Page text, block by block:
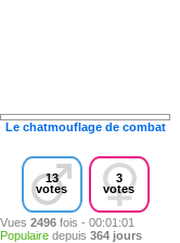
Le chatmouflage de combat
13
votes
3
votes
Vues 2496 fois - 00:01:01
Populaire depuis 364 jours